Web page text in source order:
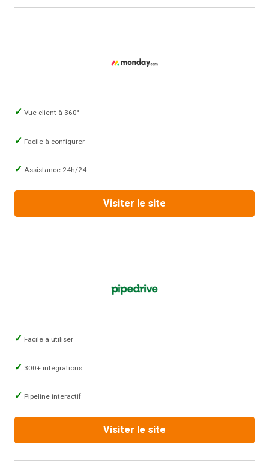
Vue client à 360°
Facile à configurer
Assistance 24h/24
Visiter le site
Facile à utiliser
300+ intégrations
Pipeline interactif
Visiter le site